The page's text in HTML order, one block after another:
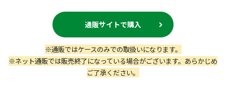
通販サイトで購入
※通販ではケースのみでの取扱いになります。
※ネット通販では販売終了になっている場合がございます。あらかじめ
ご了承ください。